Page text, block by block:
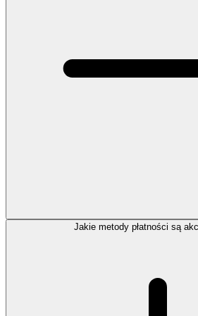
Jakie metody płatności są